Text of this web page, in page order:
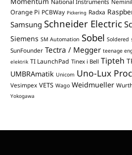
National Instruments
Orange Pi PCBWay Pickering Radxa
Samsung Schneider Electric
Siemens SM Automation Sobel Soldered
SunFounder Tectra / Megger teenage
elektrik TI LaunchPad Tinex i Bell Tipteh
UMBRAmatik Unicom Uno-Lux
Vesimpex VETS Wago Weidmueller
Yokogawa